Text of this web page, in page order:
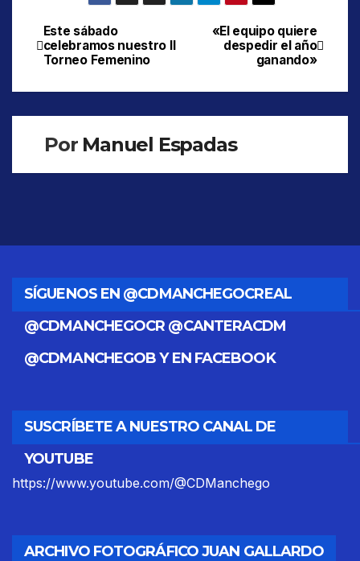
Navegación
de
«El equipo quiere
despedir el año
ganando»
Este sábado
celebramos nuestro II
Torneo Femenino
Por Manuel Espadas
SÍGUENOS EN @CDMANCHEGOCREAL
@CDMANCHEGOCR @CANTERACDM
@CDMANCHEGOB Y EN FACEBOOK
SUSCRÍBETE A NUESTRO CANAL DE
YOUTUBE
https://www.youtube.com/@CDManchego
ARCHIVO FOTOGRÁFICO JUAN GALLARDO